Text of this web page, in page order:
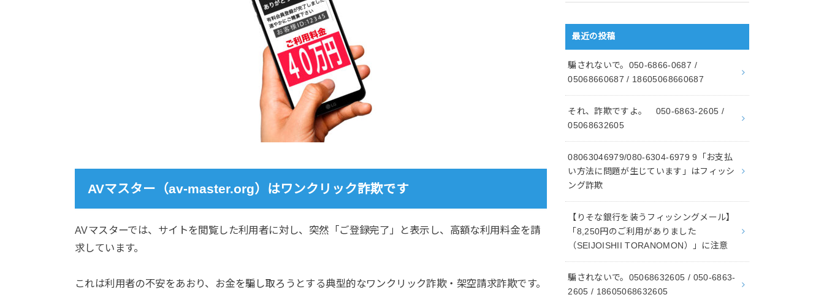
AVマスター（av-master.org）はワンクリック詐欺です
AVマスターでは、サイトを閲覧した利用者に対し、突然「ご登録完了」と表示し、高額な利用料金を請
求しています。
これは利用者の不安をあおり、お金を騙し取ろうとする典型的なワンクリック詐欺・架空請求詐欺です。
最近の投稿
騙されないで。050-6866-0687 /
05068660687 / 18605068660687
それ、詐欺ですよ。 050-6863-2605 /
05068632605
08063046979/080-6304-6979 9「お支払
い方法に問題が生じています」はフィッシ
ング詐欺
【りそな銀行を装うフィッシングメール】
「8,250円のご利用がありました
（SEIJOISHII TORANOMON）」に注意
騙されないで。05068632605 / 050-6863-
2605 / 18605068632605